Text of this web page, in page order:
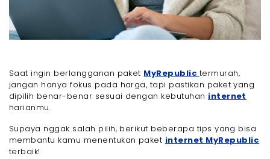
Saat ingin berlangganan paket MyRepublic termurah,
jangan hanya fokus pada harga, tapi pastikan paket yang
dipilih benar-benar sesuai dengan kebutuhan internet
harianmu.
Supaya nggak salah pilih, berikut beberapa tips yang bisa
membantu kamu menentukan paket internet MyRepublic
terbaik!